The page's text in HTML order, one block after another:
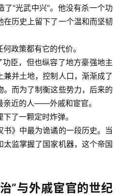
“光武中兴”。他没有杀一个功
在历史上留下了一个温和而坚韧
政策都有它的代价。
功臣，但也纵容了地方豪强地主
并土地，控制人口，渐渐成了
而为了制衡这些势力，后来的
亲近的人——外戚和宦官。
了一颗定时炸弹。
》中最为诡谲的一段历史。当
太监掌握了国家机器，这个帝国
”与外戚宦官的世纪